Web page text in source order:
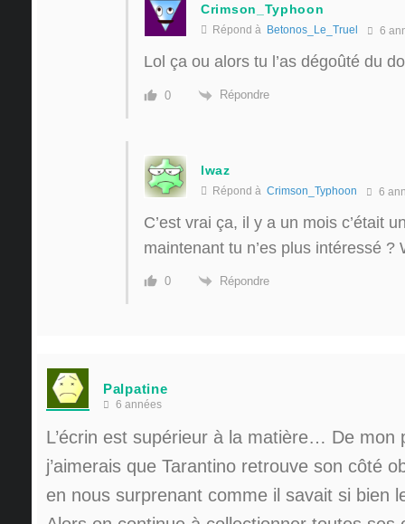
Crimson_Typhoon
Répond à Betonos_Le_Truel 6
Lol ça ou alors tu l’as dégoûté du
0 Répondre
lwaz
Répond à Crimson_Typhoon 6
C’est vrai ça, il y a un mois c’était
maintenant tu n’es plus intéressé ?
0 Répondre
Palpatine
6 années
L’écrin est supérieur à la matière… De mon
j’aimerais que Tarantino retrouve son côté
en nous surprenant comme il savait si bien